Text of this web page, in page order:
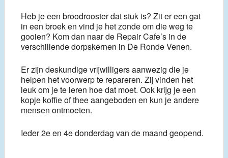
Heb je een broodrooster dat stuk is? Zit er een gat
in een broek en vind je het zonde om die weg te
gooien? Kom dan naar de Repair Cafe’s in de
verschillende dorpskernen in De Ronde Venen.
Er zijn deskundige vrijwilligers aanwezig die je
helpen het voorwerp te repareren. Zij vinden het
leuk om je te leren hoe dat moet. Ook krijg je een
kopje koffie of thee aangeboden en kun je andere
mensen ontmoeten.
Ieder 2e en 4e donderdag van de maand geopend.